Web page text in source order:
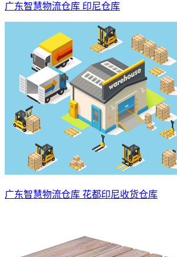
广东智慧物流仓库 印尼仓库
广东智慧物流仓库 花都印尼收货仓库